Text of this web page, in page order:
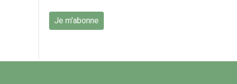
Je m'abonne